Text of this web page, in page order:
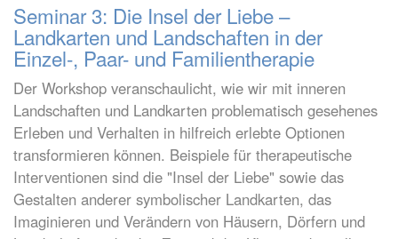
Seminar 3: Die Insel der Liebe –
Landkarten und Landschaften in der
Einzel-, Paar- und Familientherapie
Der Workshop veranschaulicht, wie wir mit inneren
Landschaften und Landkarten problematisch gesehenes
Erleben und Verhalten in hilfreich erlebte Optionen
transformieren können. Beispiele für therapeutische
Interventionen sind die "Insel der Liebe" sowie das
Gestalten anderer symbolischer Landkarten, das
Imaginieren und Verändern von Häusern, Dörfern und